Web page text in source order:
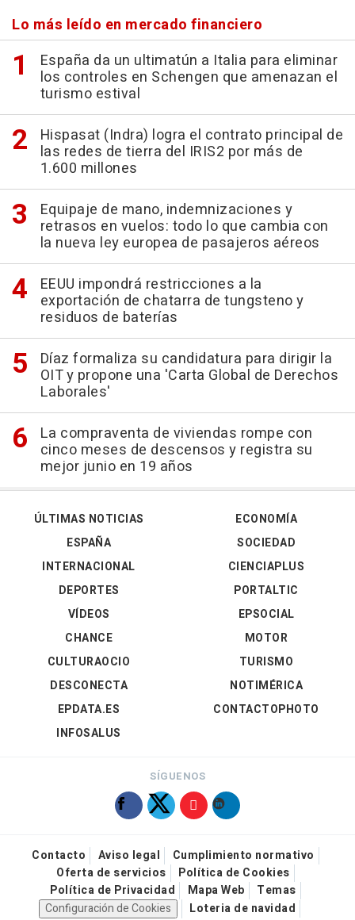
Lo más leído en mercado financiero
España da un ultimatún a Italia para eliminar
los controles en Schengen que amenazan el
turismo estival
Hispasat (Indra) logra el contrato principal de
las redes de tierra del IRIS2 por más de
1.600 millones
Equipaje de mano, indemnizaciones y
retrasos en vuelos: todo lo que cambia con
la nueva ley europea de pasajeros aéreos
EEUU impondrá restricciones a la
exportación de chatarra de tungsteno y
residuos de baterías
Díaz formaliza su candidatura para dirigir la
OIT y propone una 'Carta Global de Derechos
Laborales'
La compraventa de viviendas rompe con
cinco meses de descensos y registra su
mejor junio en 19 años
ÚLTIMAS NOTICIAS
ESPAÑA
INTERNACIONAL
DEPORTES
VÍDEOS
ECONOMÍA
SOCIEDAD
CIENCIAPLUS
PORTALTIC
EPSOCIAL
CHANCE
CULTURAOCIO
DESCONECTA
EPDATA.ES
INFOSALUS
MOTOR
TURISMO
NOTIMÉRICA
CONTACTOPHOTO
SÍGUENOS
Contacto Aviso legal
Cumplimiento normativo
Oferta de servicios
Política de Cookies
Política de Privacidad
Mapa Web
Temas
Configuración de Cookies
Loteria de navidad